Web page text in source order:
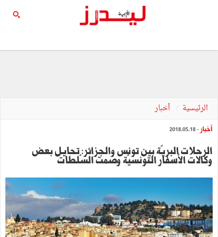
الرئيسية أخبار
أخبار - 2018.05.18
الرحلات البريّة بين تونس والجزائر: تحايل بعض
وكالات الأسفار التونسيّة وصمت السّلطات